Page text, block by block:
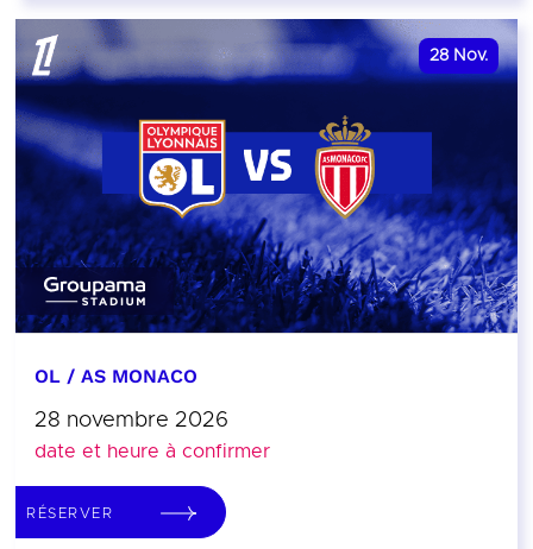
28 Nov.
OL / AS MONACO
28 novembre 2026
date et heure à confirmer
RÉSERVER